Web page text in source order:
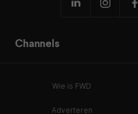
Channels
Wie is FWD
Adverteren